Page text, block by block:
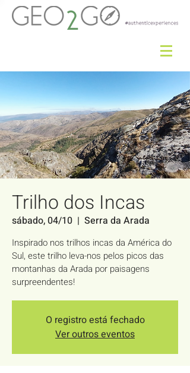
Trilho dos Incas
sábado, 04/10
  |
Serra da Arada
Inspirado nos trilhos incas da América do
Sul, este trilho leva-nos pelos picos das
montanhas da Arada por paisagens
surpreendentes!
O registro está fechado
Ver outros eventos